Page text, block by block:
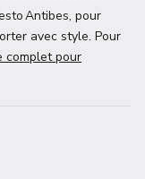
Antibes, pour
avec style. Pour
complet pour